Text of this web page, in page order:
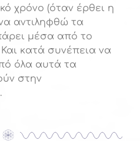
χρόνο (όταν έρθει η
αντιληφθώ τα
μέσα από το
κατά συνέπεια να
όλα αυτά τα
στην